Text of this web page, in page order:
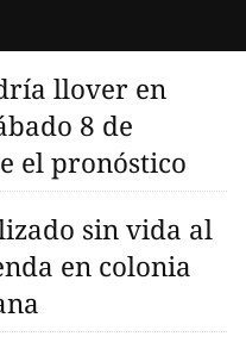
llover en
8 de
el pronóstico
sin vida al
en colonia